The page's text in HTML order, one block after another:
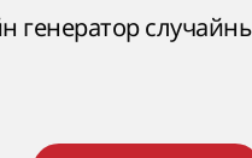
генератор